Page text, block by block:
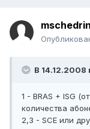
mschedrin
В 14.12.2008
1 - BRAS + ISG
количества
2,3 - SCE или